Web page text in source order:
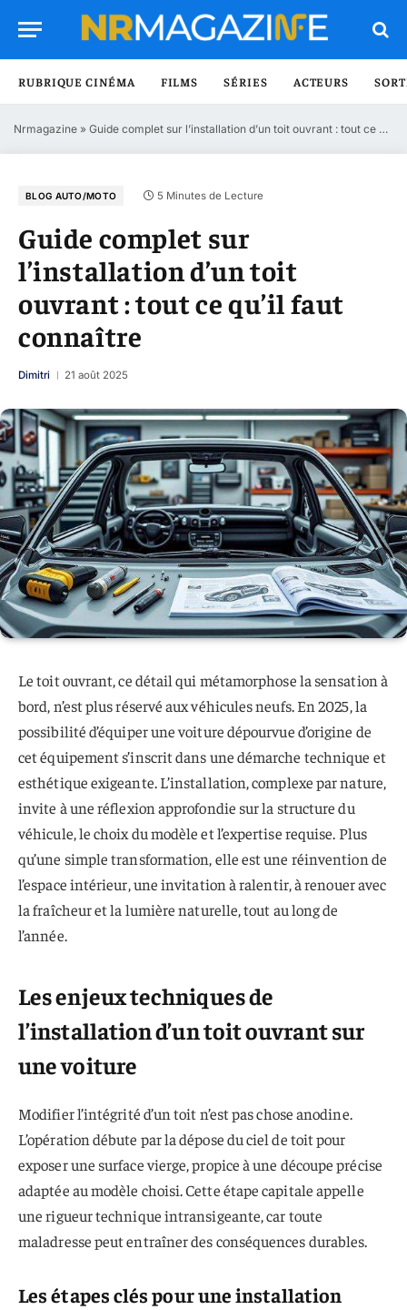
RUBRIQUE CINÉMA FILMS SÉRIES ACTEURS
Nrmagazine » Guide complet sur l’installation d’un toit ouvrant : tout ce qu’il faut connaître
BLOG AUTO/MOTO 5 Minutes de Lecture
Guide complet sur
l’installation d’un toit
ouvrant : tout ce qu’il faut
connaître
Dimitri 21 août 2025
Le toit ouvrant, ce détail qui métamorphose la sensation à
bord, n’est plus réservé aux véhicules neufs. En 2025, la
possibilité d’équiper une voiture dépourvue d’origine de
cet équipement s’inscrit dans une démarche technique et
esthétique exigeante. L’installation, complexe par nature,
invite à une réflexion approfondie sur la structure du
véhicule, le choix du modèle et l’expertise requise. Plus
qu’une simple transformation, elle est une réinvention de
l’espace intérieur, une invitation à ralentir, à renouer avec
la fraîcheur et la lumière naturelle, tout au long de
l’année.
Les enjeux techniques de
l’installation d’un toit ouvrant sur
une voiture
Modifier l’intégrité d’un toit n’est pas chose anodine.
L’opération débute par la dépose du ciel de toit pour
exposer une surface vierge, propice à une découpe précise
adaptée au modèle choisi. Cette étape capitale appelle
une rigueur technique intransigeante, car toute
maladresse peut entraîner des conséquences durables.
Les étapes clés pour une installation